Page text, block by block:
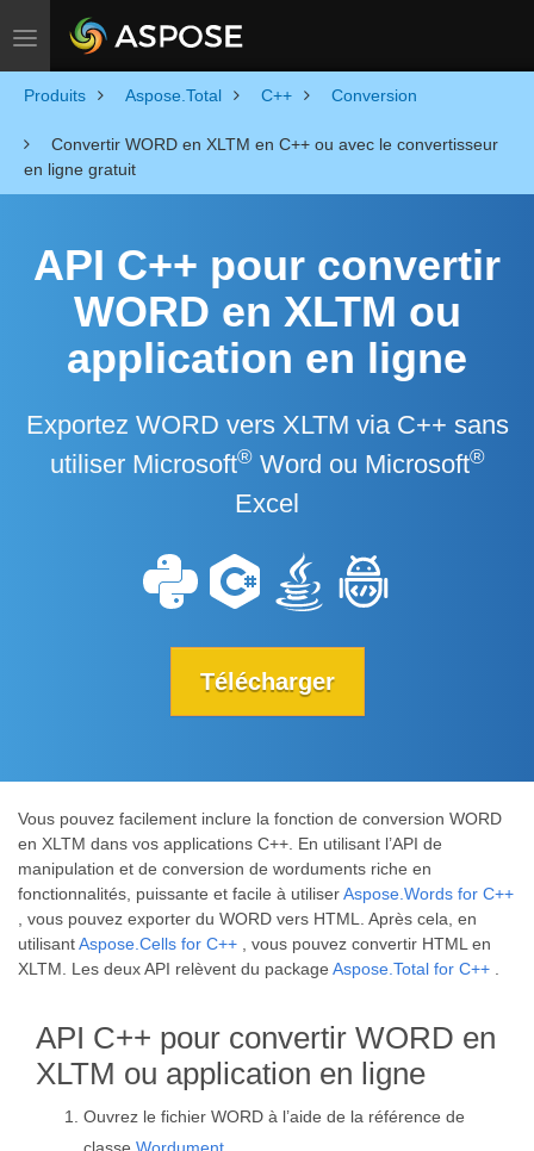
Toggle navigation
Produits Aspose.Total C++ Conversion
Convertir WORD en XLTM en C++ ou avec le convertisseur
en ligne gratuit
API C++ pour convertir
WORD en XLTM ou
application en ligne
Exportez WORD vers XLTM via C++ sans
utiliser Microsoft®Word ou Microsoft®
Excel
Télécharger
Vous pouvez facilement inclure la fonction de conversion WORD
en XLTM dans vos applications C++. En utilisant l’API de
manipulation et de conversion de worduments riche en
fonctionnalités, puissante et facile à utiliserAspose.Words for C++
, vous pouvez exporter du WORD vers HTML. Après cela, en
utilisantAspose.Cells for C++ , vous pouvez convertir HTML en
XLTM. Les deux API relèvent du package Aspose.Total for C++
API C++ pour convertir WORD en
XLTM ou application en ligne
Ouvrez le fichier WORD à l’aide de la référence de